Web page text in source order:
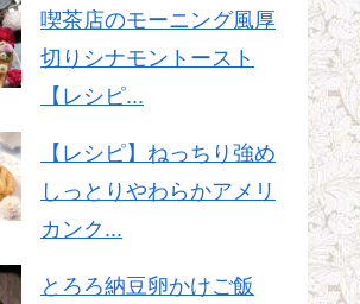
喫茶店のモーニング風厚
切りシナモントースト
【レシピ...
【レシピ】ねっちり強め
しっとりやわらかアメリ
カンク...
とろろ納豆卵かけご飯